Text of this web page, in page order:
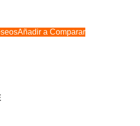
Añadir a Comparar